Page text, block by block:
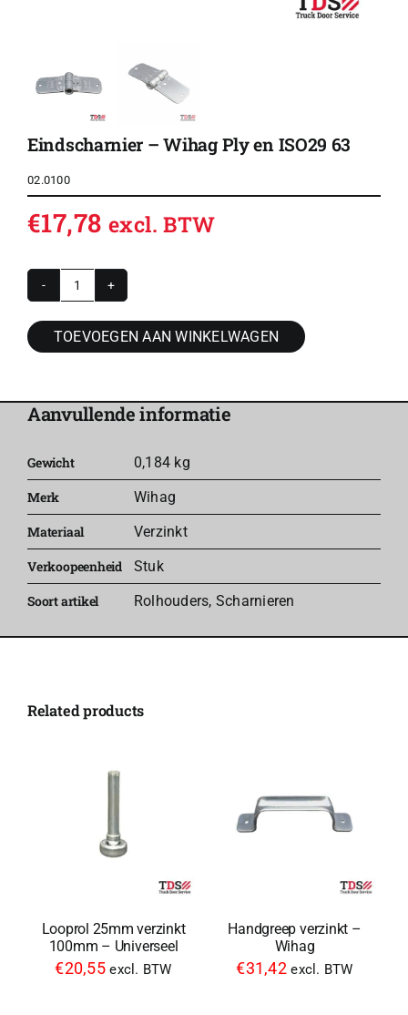
Eindscharnier – Wihag Ply en ISO29 63
02.0100
€17,78 excl. BTW
Eindscharnier
-
Wihag
en
TOEVOEGEN AAN WINKELWAGEN
Aanvullende informatie
Gewicht
0,184 kg
Merk
Wihag
Materiaal
Verzinkt
Verkoopeenheid
Stuk
Soort artikel
Rolhouders, Scharnieren
Related products
Looprol 25mm verzinkt
100mm – Universeel
€20,55 excl. BTW
Handgreep verzinkt –
Wihag
€31,42 excl. BTW